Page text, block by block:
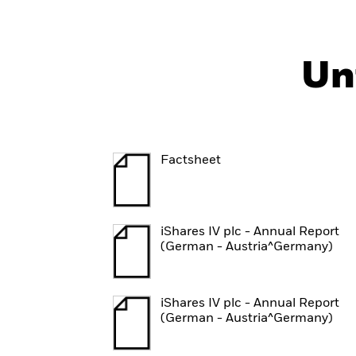
Welche zentralen Annahmen liegen der ITR-Kennzahl
Diese zukunftsorientierte Kennzahl wird mithilfe eines
in das Modell eingegebenen Daten nur bedingt
Emissionsbereiche (Scopes) berücksichtigt oder die
Factsheet
iShares IV plc - Annual Report
(German - Austria^Germany)
iShares IV plc - Annual Report
(German - Austria^Germany)